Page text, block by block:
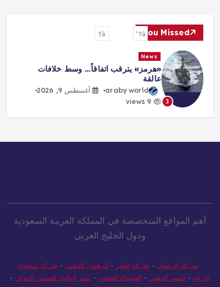
You Missed
3
News
«هرمز» يترقب اتفاقاً… وسط خلافات
عالقة
araby world
أغسطس 9, 2026
أهم المواقع المتخصصة في المملكة العربية السعودية
ودول الخليج العربي
شركة الرهوان - شركة الخير - الرهوان الذهبي - شركة سعودي
كارجو - النسر الذهبي - الشيماء للشحن - نسر الوادي للشحن الدولي -